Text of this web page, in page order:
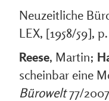
Neuzeitliche
LEX, [1958/59],
Reese, Martin;
scheinbar eine
Bürowelt77/